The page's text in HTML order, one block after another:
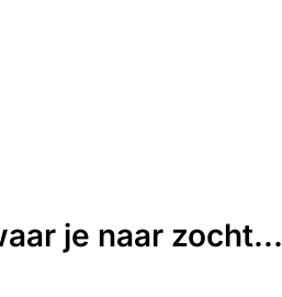
je naar zocht...